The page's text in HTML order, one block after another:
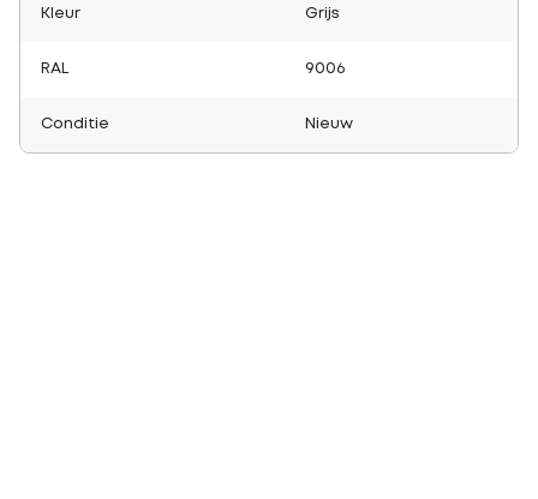
Kleur Grijs
RAL 9006
Conditie Nieuw